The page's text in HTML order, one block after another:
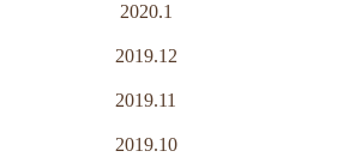
2020.1
2019.12
2019.11
2019.10